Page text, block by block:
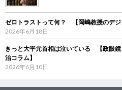
ゼロトラストって何？ 【岡嶋教授のデジ
2026年6月18日
きっと大平元首相は泣いている 【政眼
治コラム】
2026年6月10日